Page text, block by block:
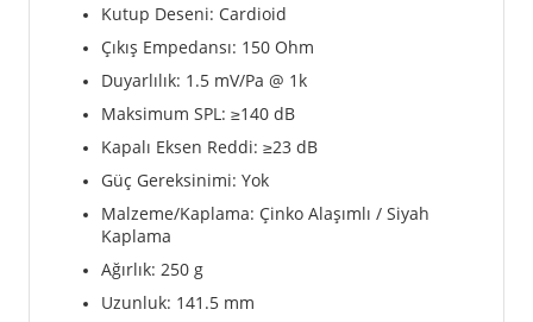
Kutup Deseni: Cardioid
Çıkış Empedansı: 150 Ohm
Duyarlılık: 1.5 mV/Pa @ 1k
Maksimum SPL: ≥140 dB
Kapalı Eksen Reddi: ≥23 dB
Güç Gereksinimi: Yok
Malzeme/Kaplama: Çinko Alaşımlı / Siyah
Kaplama
Ağırlık: 250 g
Uzunluk: 141.5 mm